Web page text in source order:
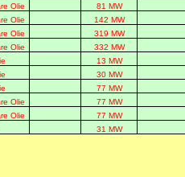
Olie 81 MW
Olie 142 MW
Olie 319 MW
Olie 332 MW
13 MW
30 MW
77 MW
Olie 77 MW
Olie 77 MW
31 MW